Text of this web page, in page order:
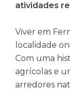
atividades
Viver em
localidade
Com uma
agrícolas e
arredores